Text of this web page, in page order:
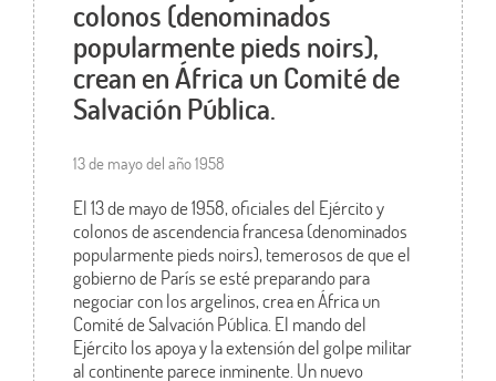
colonos (denominados
popularmente pieds noirs),
crean en África un Comité de
Salvación Pública.
13 de mayo del año 1958
El 13 de mayo de 1958, oficiales del Ejército y
colonos de ascendencia francesa (denominados
popularmente pieds noirs), temerosos de que el
gobierno de París se esté preparando para
negociar con los argelinos, crea en África un
Comité de Salvación Pública. El mando del
Ejército los apoya y la extensión del golpe militar
al continente parece inminente. Un nuevo